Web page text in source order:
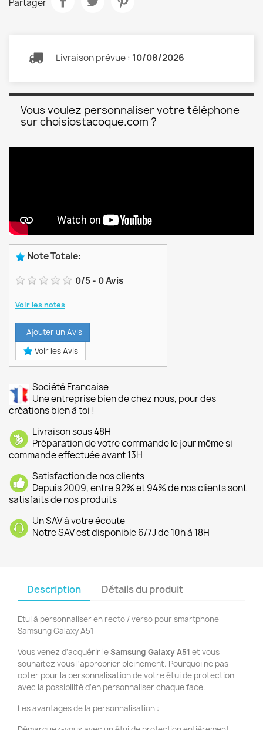
Livraison prévue : 10/08/2026
Vous voulez personnaliser votre téléphone
sur choisiostacoque.com ?
Note Totale:
0/5- 0Avis
Voir les notes
Ajouter un Avis
Voir les Avis
Société Francaise
Une entreprise bien de chez nous, pour des
créations bien à toi !
Livraison sous 48H
Préparation de votre commande le jour même si
commande effectuée avant 13H
Satisfaction de nos clients
Depuis 2009, entre 92% et 94% de nos clients sont
satisfaits de nos produits
Un SAV à votre écoute
Notre SAV est disponible 6/7J de 10h à 18H
Description Détails du produit
Etui à personnaliser en recto / verso pour smartphone
Samsung Galaxy A51
Vous venez d'acquérir leSamsung Galaxy A51 et vous
souhaitez vous l'approprier pleinement. Pourquoi ne pas
opter pour la personnalisation de votre étui de protection
avec la possibilité d'en personnaliser chaque face.
Les avantages de la personnalisation :